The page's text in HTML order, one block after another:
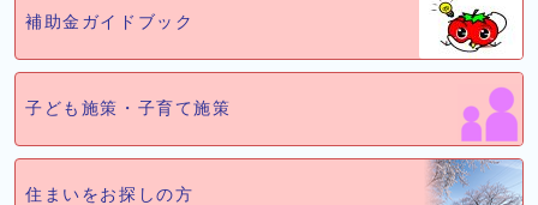
補助金ガイドブック
子ども施策・子育て施策
住まいをお探しの方